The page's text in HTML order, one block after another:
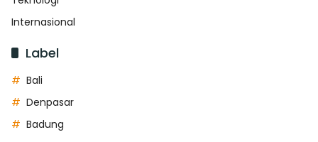
Internasional
Label
Bali
Denpasar
Badung